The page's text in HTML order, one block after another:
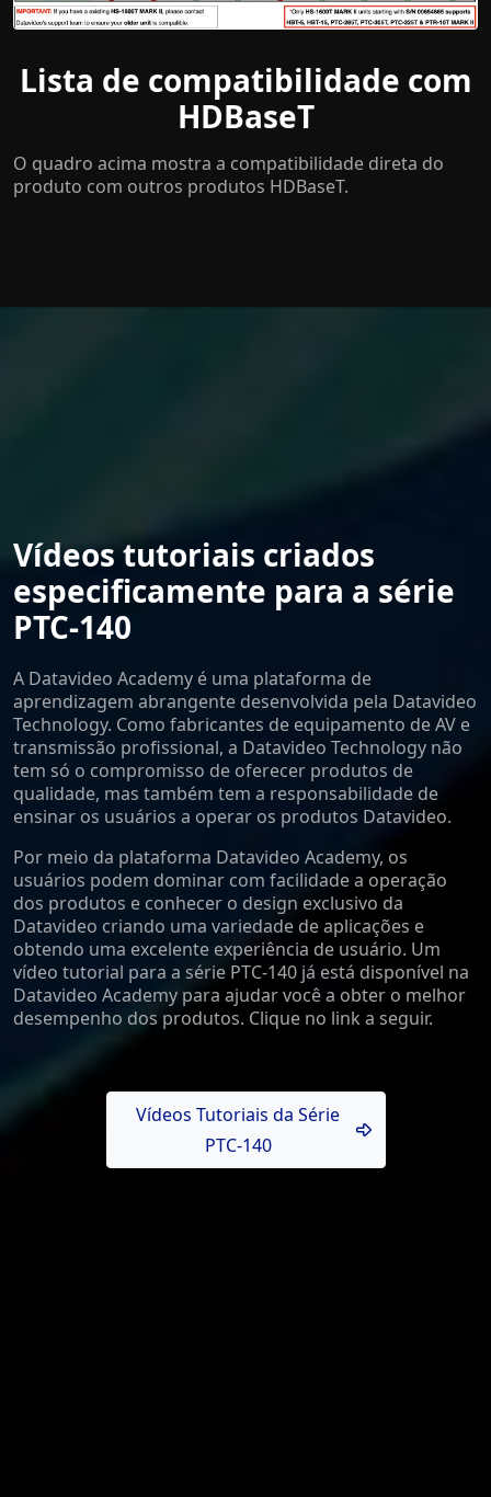
Lista de compatibilidade com
HDBaseT
O quadro acima mostra a compatibilidade direta do
produto com outros produtos HDBaseT.
Vídeos tutoriais criados
especificamente para a série
PTC-140
A Datavideo Academy é uma plataforma de
aprendizagem abrangente desenvolvida pela Datavideo
Technology. Como fabricantes de equipamento de AV e
transmissão profissional, a Datavideo Technology não
tem só o compromisso de oferecer produtos de
qualidade, mas também tem a responsabilidade de
ensinar os usuários a operar os produtos Datavideo.
Por meio da plataforma Datavideo Academy, os
usuários podem dominar com facilidade a operação
dos produtos e conhecer o design exclusivo da
Datavideo criando uma variedade de aplicações e
obtendo uma excelente experiência de usuário. Um
vídeo tutorial para a série PTC-140 já está disponível na
Datavideo Academy para ajudar você a obter o melhor
desempenho dos produtos. Clique no link a seguir.
Vídeos Tutoriais da Série
PTC-140